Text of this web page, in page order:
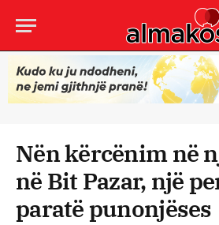
Nën kërcënim në
në Bit Pazar, një
paratë punonjëses